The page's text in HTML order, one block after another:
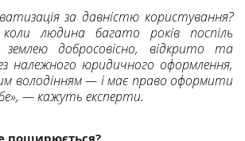
за давністю користування?
людина багато років поспіль
землею добросовісно, відкрито та
належного юридичного оформлення,
володінням — і має право оформити
— кажуть експерти.